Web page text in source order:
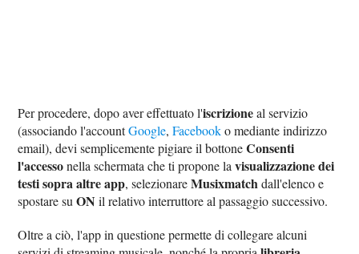
Per procedere, dopo aver effettuato l'iscrizioneal servizio
(associando l'accountGoogle,Facebooko mediante indirizzo
email), devi semplicemente pigiare il bottoneConsenti
l'accessonella schermata che ti propone lavisualizzazione dei
testi sopra altre app, selezionareMusixmatchdall'elenco e
spostare suON il relativo interruttore al passaggio successivo.
Oltre a ciò, l'app in questione permette di collegare alcuni